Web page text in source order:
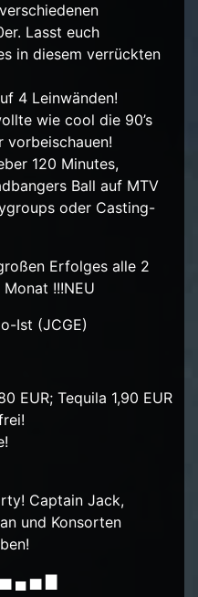
Lasst euch
in diesem verrückten
4 Leinwänden!
wie cool die 90’s
vorbeischauen!
120 Minutes,
Ball auf MTV
oder Casting-
Erfolges alle 2
!!!NEU
Ist (JCGE)
EUR; Tequila 1,90 EUR
Captain Jack,
und Konsorten
▄ ▅ ▇